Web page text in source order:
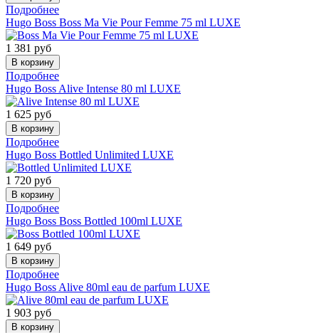
Подробнее
Hugo Boss Boss Ma Vie Pour Femme 75 ml LUXE
1 381 руб
Подробнее
Hugo Boss Alive Intense 80 ml LUXE
1 625 руб
Подробнее
Hugo Boss Bottled Unlimited LUXE
1 720 руб
Подробнее
Hugo Boss Boss Bottled 100ml LUXE
1 649 руб
Подробнее
Hugo Boss Alive 80ml eau de parfum LUXE
1 903 руб